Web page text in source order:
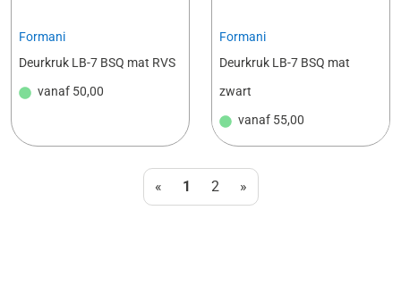
Formani
Deurkruk LB-7 BSQ mat RVS
vanaf 50,00
Formani
Deurkruk LB-7 BSQ mat
zwart
vanaf 55,00
« 1 2 »